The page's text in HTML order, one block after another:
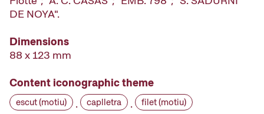
DE NOYA".
Dimensions
88 x 123 mm
Content iconographic theme
escut (motiu) · caplletra · filet (motiu)